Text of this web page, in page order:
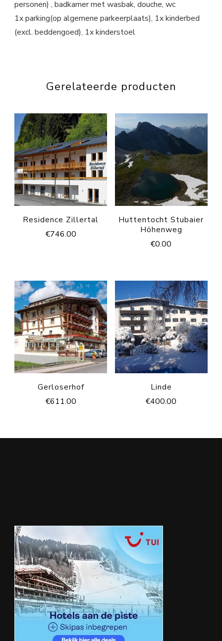
personen) , badkamer met wasbak, douche, wc
1x parking(op algemene parkeerplaats), 1x kinderbed
(excl. beddengoed), 1x kinderstoel
Gerelateerde producten
Residence Zillertal
€746.00
Huttentocht Stubaier
Höhenweg
€0.00
Gerloserhof
€611.00
Linde
€400.00